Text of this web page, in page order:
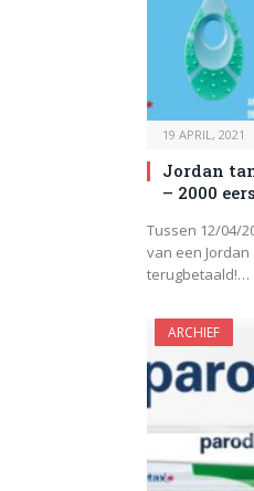
19 APRIL, 2021
Jordan
– 2000
Tussen 12/04/
van een
terugbetaald!…
ARCHIEF